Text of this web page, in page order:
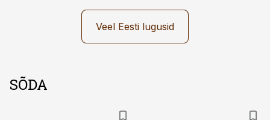
Veel Eesti lugusid
SÕDA